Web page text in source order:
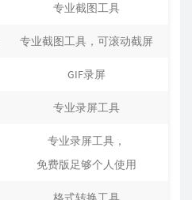
专业截图工具
专业截图工具，可滚动截屏
GIF录屏
专业录屏工具
专业录屏工具，
免费版足够个人使用